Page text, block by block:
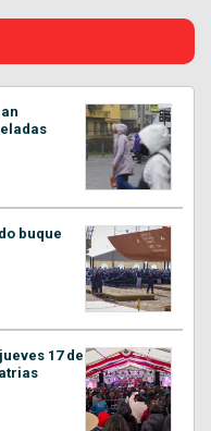
buque
17 de